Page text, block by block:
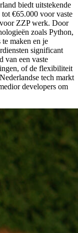
biedt uitstekende
€65.000 voor vaste
ZZP werk. Door
zoals Python,
maken en je
significant
van een vaste
of de flexibiliteit
tech markt
developers om